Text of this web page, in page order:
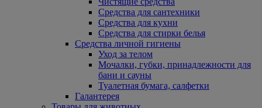
Средства для сантехники
Средства для кухни
Средства для стирки белья
Средства личной гигиены
Уход за телом
Мочалки, губки, принадлежности для
бани и сауны
Туалетная бумага, салфетки
Галантерея